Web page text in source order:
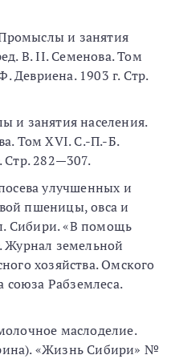
и занятия
В. II. Семенова. Том
Девриена. 1903 г. Стр.
и занятия населения.
Том XVI. С.-П.-Б.
Стр. 282—307.
улучшенных и
пшеницы, овса и
Сибири. «В помощь
Журнал земельной
хозяйства. Омского
союза Рабземлеса.
маслоделие.
«Жизнь Сибири» №